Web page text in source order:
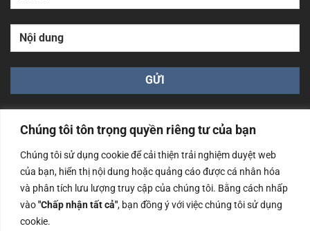
Chúng tôi tôn trọng quyền riêng tư của bạn
Chúng tôi sử dụng cookie để cải thiện trải nghiệm duyệt web
của bạn, hiển thị nội dung hoặc quảng cáo được cá nhân hóa
và phân tích lưu lượng truy cập của chúng tôi. Bằng cách nhấp
vào"Chấp nhận tất cả", bạn đồng ý với việc chúng tôi sử dụng
cookie.
Công ty TNHH Nam Bình Xương - Số ĐKKD: 0108783483
cấp ngày 14/06/2019 bởi Sở Kế Hoạch và Đầu Tư Tp. Hà
Nội
Copyrights @2023 Nam Binh Xuong. All Rights Reserved